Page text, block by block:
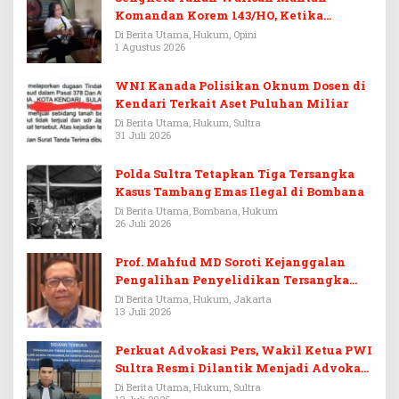
Komandan Korem 143/HO, Ketika
Warisan Menjadi Arena Pemerasan
Di Berita Utama, Hukum, Opini
1 Agustus 2026
WNI Kanada Polisikan Oknum Dosen di
Kendari Terkait Aset Puluhan Miliar
Di Berita Utama, Hukum, Sultra
31 Juli 2026
Polda Sultra Tetapkan Tiga Tersangka
Kasus Tambang Emas Ilegal di Bombana
Di Berita Utama, Bombana, Hukum
26 Juli 2026
Prof. Mahfud MD Soroti Kejanggalan
Pengalihan Penyelidikan Tersangka
Febrie Adriansyah
Di Berita Utama, Hukum, Jakarta
13 Juli 2026
Perkuat Advokasi Pers, Wakil Ketua PWI
Sultra Resmi Dilantik Menjadi Advokat
PERADI
Di Berita Utama, Hukum, Sultra